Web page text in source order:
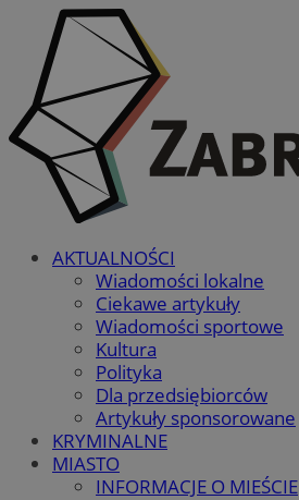
AKTUALNOŚCI
Wiadomości lokalne
Ciekawe artykuły
Wiadomości sportowe
Kultura
Polityka
Dla przedsiębiorców
Artykuły sponsorowane
KRYMINALNE
MIASTO
INFORMACJE O MIEŚCIE